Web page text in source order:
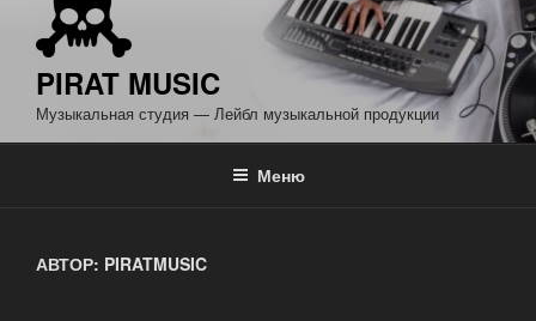
PIRAT MUSIC
Музыкальная студия — Лейбл музыкальной продукции
Меню
АВТОР: PIRATMUSIC